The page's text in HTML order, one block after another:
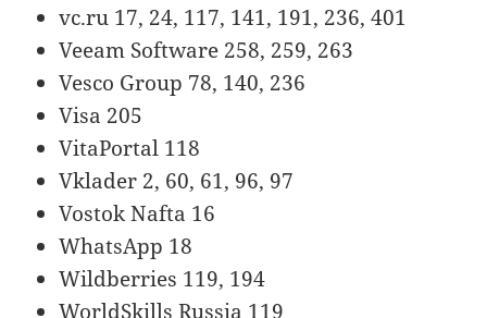
vc.ru 17, 24, 117, 141, 191, 236, 401
Veeam Software 258, 259, 263
Vesco Group 78, 140, 236
Visa 205
VitaPortal 118
Vklader 2, 60, 61, 96, 97
Vostok Nafta 16
WhatsApp 18
Wildberries 119, 194
WorldSkills Russia 119